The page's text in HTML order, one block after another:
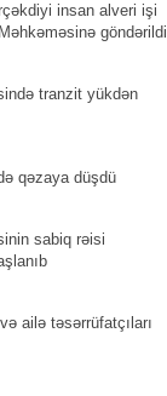
insan alveri işi
göndərildi
tranzit yükdən
qəzaya düşdü
sabiq rəisi
ailə təsərrüfatçıları